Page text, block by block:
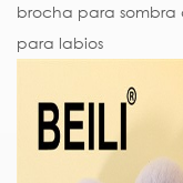
brocha para sombra
para labios